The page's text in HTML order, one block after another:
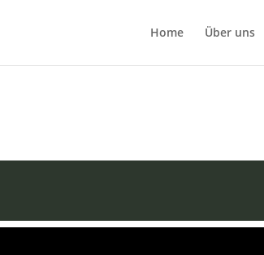
Home Über uns